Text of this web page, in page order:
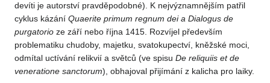
devíti je autorství pravděpodobné). K nejvýznamnějším patřil
cyklus kázání Quaerite primum regnum dei a Dialogus de
purgatorio ze září nebo října 1415. Rozvíjel především
problematiku chudoby, majetku, svatokupectví, kněžské moci,
odmítal uctívání relikvií a světců (ve spisu De reliquiis et de
veneratione sanctorum), obhajoval přijímání z kalicha pro laiky.